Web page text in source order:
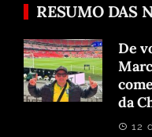
RESUMO DAS
De
da
12